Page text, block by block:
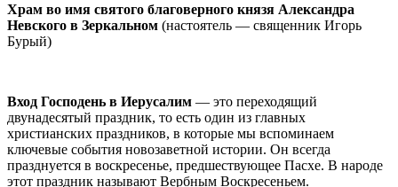
Храм во имя святого благоверного князя Александра
Невского в Зеркальном (настоятель — священник Игорь
Бурый)
Вход Господень в Иерусалим — это переходящий
двунадесятый праздник, то есть один из главных
христианских праздников, в которые мы вспоминаем
ключевые события новозаветной истории. Он всегда
празднуется в воскресенье, предшествующее Пасхе. В народе
этот праздник называют Вербным Воскресеньем.